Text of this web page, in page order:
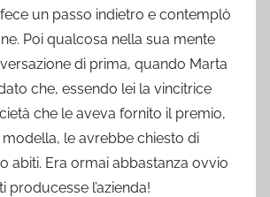
un passo indietro e contemplò
Poi qualcosa nella sua mente
di prima, quando Marta
che, essendo lei la vincitrice
che le aveva fornito il premio,
le avrebbe chiesto di
abiti. Era ormai abbastanza ovvio
producesse l’azienda!